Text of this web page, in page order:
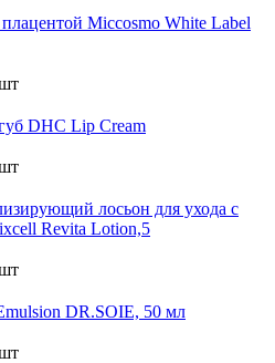
Miccosmo White Label
DHC Lip Cream
лосьон для ухода с
Revita Lotion,5
DR.SOIE, 50 мл